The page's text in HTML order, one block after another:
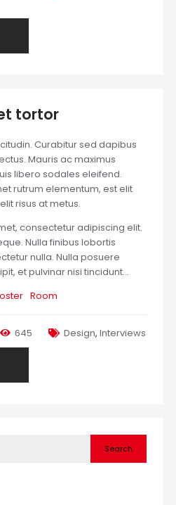
tortor
Curabitur sed dapibus
Mauris ac maximus
libero sodales eleifend.
rutrum elementum, est elit
risus at metus.
consectetur adipiscing elit.
Nulla finibus lobortis
nulla. Nulla posuere
et pulvinar nisi tincidunt…
Room
645 Design, Interviews
Search